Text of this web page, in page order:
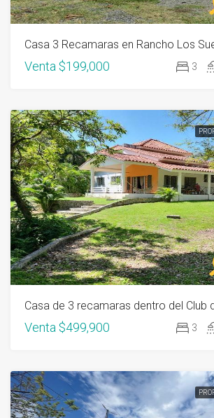
Casa 3 Recamaras en Rancho Los
Venta $199,000 3
Venta $499,900 3